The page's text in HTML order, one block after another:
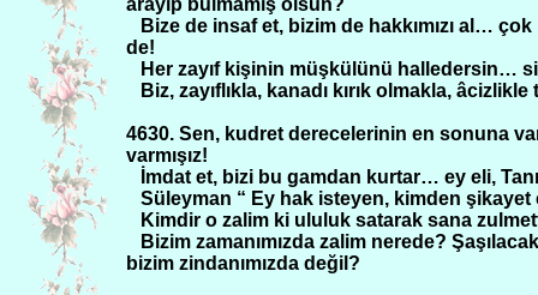
arayıp bulmamış olsun?
Bize de insaf et, bizim de hakkımızı al…
de!
Her zayıf kişinin müşkülünü halledersin…
Biz, zayıflıkla, kanadı kırık olmakla,
4630. Sen, kudret derecelerinin en sonuna
varmışız!
İmdat et, bizi bu gamdan kurtar… ey eli,
Süleyman “ Ey hak isteyen, kimden
Kimdir o zalim ki ululuk satarak sana
Bizim zamanımızda zalim nerede?
bizim zindanımızda değil?